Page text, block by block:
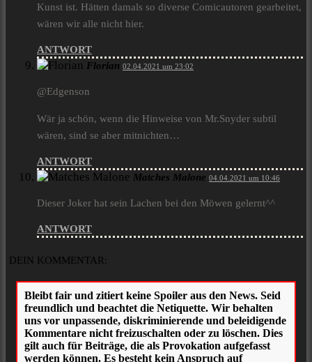
Kunst ist. Hätten damals so diverse Comicautoren gearbeitet,
wären wir alle nicht hier.
ANTWORT
Florian 02.04.2021 um 23:02
@Edgenson
Wär ja schön, wenn die Hinweise von Mr.Snyder subtil
wären, sind se aber mitnichten…
ANTWORT
Matches Malone 04.04.2021 um 10:46
Dieser Joker hat sein Lachen bei den Möwen gelernt^^
ANTWORT
DEIN KOMMENTAR: